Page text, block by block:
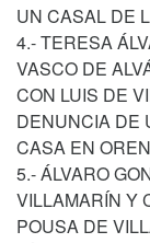
UN CASAL DE
4.- TERESA
VASCO DE
CON LUIS DE
DENUNCIA DE
CASA EN
5.- ÁLVARO
VILLAMARÍN Y
POUSA DE